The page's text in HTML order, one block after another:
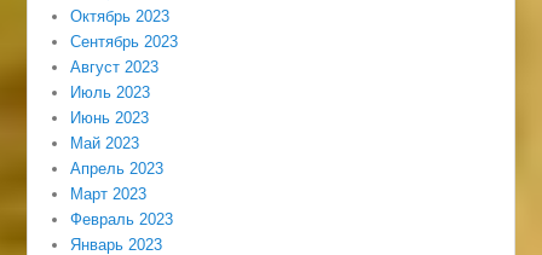
Октябрь 2023
Сентябрь 2023
Август 2023
Июль 2023
Июнь 2023
Май 2023
Апрель 2023
Март 2023
Февраль 2023
Январь 2023